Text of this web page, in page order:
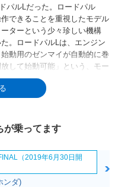
パルLだった。ロードパル
できることを重視したモデル
ターという少々珍しい機構
。ロードパルLは、エンジン
動用のゼンマイが自動的に巻
して始動可能」という、モー
が可能になっていた。
が乗ってます
（2019年6月30日開
ンダ)